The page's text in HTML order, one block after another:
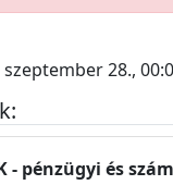
szeptember 28.,
- pénzügyi és